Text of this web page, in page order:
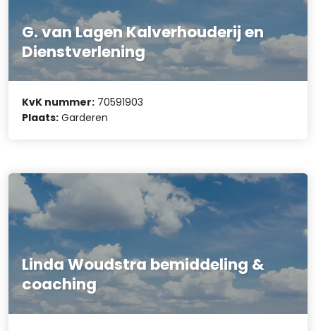
G. van Lagen Kalverhouderij en
Dienstverlening
KvK nummer: 70591903
Plaats: Garderen
Linda Woudstra bemiddeling &
coaching